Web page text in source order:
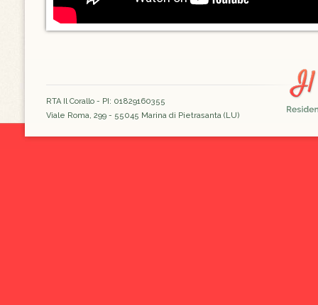
RTA Il Corallo - PI: 01829160355
Viale Roma, 299 - 55045 Marina di Pietrasanta (LU)